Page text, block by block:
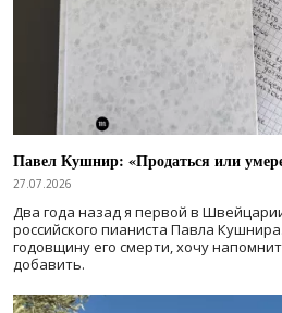
Павел Кушнир: «Продаться или
27.07.2026
Два года назад я первой в
российского пианиста Павла
годовщину его смерти, хочу
добавить.